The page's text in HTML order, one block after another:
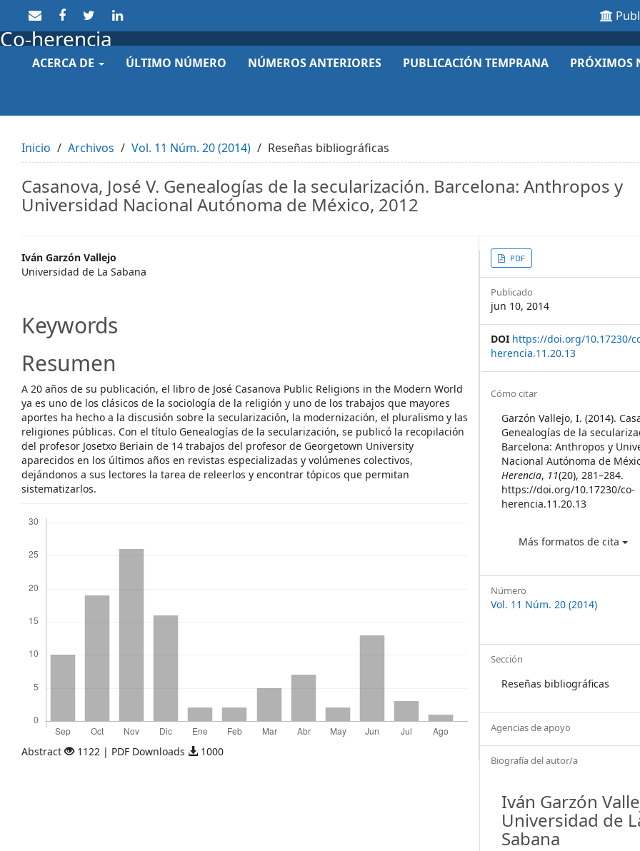
to
page
content
Content
Co-herencia
ACERCA DE ÚLTIMO NÚMERO NÚMEROS ANTERIORES PUBLICACIÓN TEMPRANA PRÓXIMOS
Inicio Archivos Vol. 11 Núm. 20 (2014) Reseñas bibliográficas
Casanova, José V. Genealogías de la secularización. Barcelona: Anthropos y
Universidad Nacional Autónoma de México, 2012
Main
Article
Iván Garzón Vallejo
Universidad de La Sabana
Keywords
Resumen
A 20 años de su publicación, el libro de José Casanova Public Religions in the Modern World
ya es uno de los clásicos de la sociología de la religión y uno de los trabajos que mayores
aportes ha hecho a la discusión sobre la secularización, la modernización, el pluralismo y las
religiones públicas. Con el título Genealogías de la secularización, se publicó la recopilación
del profesor Josetxo Beriain de 14 trabajos del profesor de Georgetown University
aparecidos en los últimos años en revistas especializadas y volúmenes colectivos,
dejándonos a sus lectores la tarea de releerlos y encontrar tópicos que permitan
sistematizarlos.
Abstract 1122 | PDF Downloads 1000
Article
Sidebar
PDF
Publicado
jun 10, 2014
DOI https://doi.org/10.17230/
herencia.11.20.13
Article
Details
Cómo citar
Garzón Vallejo, I. (2014).
Genealogías de la
Barcelona: Anthropos y
Nacional Autónoma de
Herencia, 11(20), 281–284.
https://doi.org/10.17230/co-
herencia.11.20.13
Más formatos de cita
Número
Vol. 11 Núm. 20 (2014)
Sección
Reseñas bibliográficas
Agencias de apoyo
Biografía del autor/a
Iván Garzón
Universidad de
Sabana